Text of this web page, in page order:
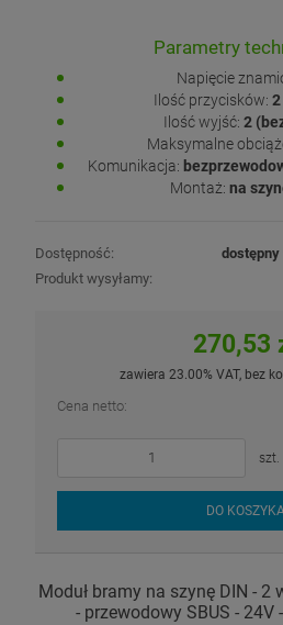
Parametry
Napięcie
Ilość przycisków:
Ilość wyjść: 2
Maksymalne
Komunikacja:
Montaż: na
Dostępność:
Produkt wysyłamy:
270,53
zawiera 23.00% VAT, bez
Cena netto:
szt.
DO
Moduł bramy na szynę DIN -
- przewodowy SBUS - 24V